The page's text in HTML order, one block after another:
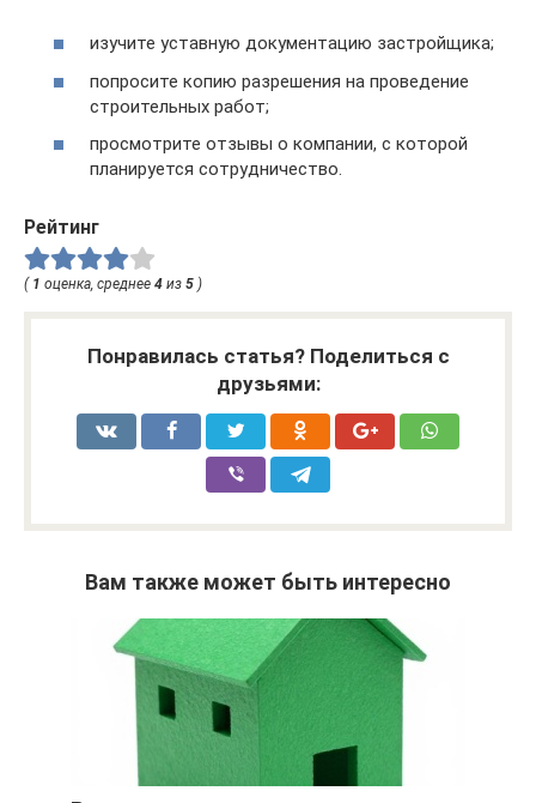
изучите уставную документацию застройщика;
попросите копию разрешения на проведение
строительных работ;
просмотрите отзывы о компании, с которой
планируется сотрудничество.
Рейтинг
( 1 оценка, среднее 4 из 5 )
Понравилась статья? Поделиться с
друзьями:
Вам также может быть интересно